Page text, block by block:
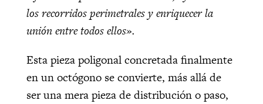
los recorridos perimetrales y enriquecer la
unión entre todos ellos».
Esta pieza poligonal concretada finalmente
en un octógono se convierte, más allá de
ser una mera pieza de distribución o paso,